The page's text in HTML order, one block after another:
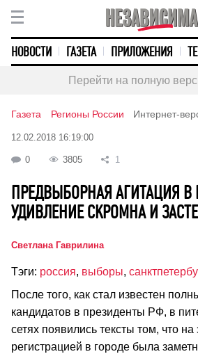
НОВОСТИ ГАЗЕТА ПРИЛОЖЕНИЯ
Перейти на полную
Газета Регионы России Интернет-
12.02.2018 16:19:00
0 3805 1
ПРЕДВЫБОРНАЯ АГИТАЦИЯ В
УДИВЛЕНИЕ СКРОМНА И
Светлана Гаврилина
Тэги: россия, выборы,
После того, как стал известен
кандидатов в президенты РФ, в
сетях появились тексты том, что на
регистрацией в городе была